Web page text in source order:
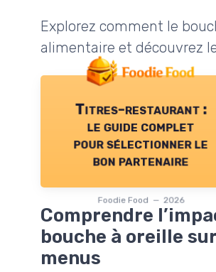
Explorez comment le
alimentaire et découvrez
Titres-restaurant :
le guide complet
pour sélectionner le
bon partenaire
Foodie Food — 2026
Comprendre
bouche à oreille
menus